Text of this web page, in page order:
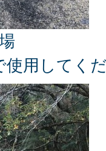
用してく